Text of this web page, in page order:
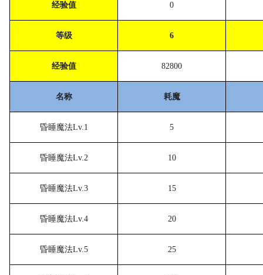
经验值 0
等级 6
经验值 82800
名称 耗魔
昏睡魔法Lv.1 5
昏睡魔法Lv.2 10
昏睡魔法Lv.3 15
昏睡魔法Lv.4 20
昏睡魔法Lv.5 25